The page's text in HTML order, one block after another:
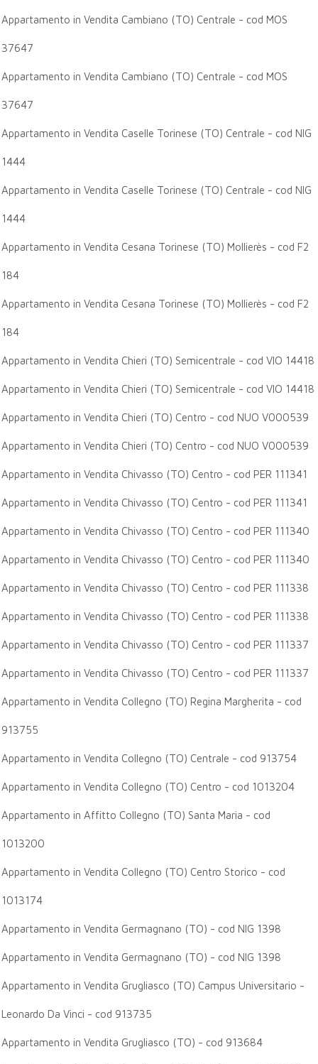
Appartamento in Vendita Cambiano (TO) Centrale - cod MOS
37647
Appartamento in Vendita Cambiano (TO) Centrale - cod MOS
37647
Appartamento in Vendita Caselle Torinese (TO) Centrale - cod NIG
1444
Appartamento in Vendita Caselle Torinese (TO) Centrale - cod NIG
1444
Appartamento in Vendita Cesana Torinese (TO) Mollierès - cod F2
184
Appartamento in Vendita Cesana Torinese (TO) Mollierès - cod F2
184
Appartamento in Vendita Chieri (TO) Semicentrale - cod VIO 14418
Appartamento in Vendita Chieri (TO) Semicentrale - cod VIO 14418
Appartamento in Vendita Chieri (TO) Centro - cod NUO V000539
Appartamento in Vendita Chieri (TO) Centro - cod NUO V000539
Appartamento in Vendita Chivasso (TO) Centro - cod PER 111341
Appartamento in Vendita Chivasso (TO) Centro - cod PER 111341
Appartamento in Vendita Chivasso (TO) Centro - cod PER 111340
Appartamento in Vendita Chivasso (TO) Centro - cod PER 111340
Appartamento in Vendita Chivasso (TO) Centro - cod PER 111338
Appartamento in Vendita Chivasso (TO) Centro - cod PER 111338
Appartamento in Vendita Chivasso (TO) Centro - cod PER 111337
Appartamento in Vendita Chivasso (TO) Centro - cod PER 111337
Appartamento in Vendita Collegno (TO) Regina Margherita - cod
913755
Appartamento in Vendita Collegno (TO) Centrale - cod 913754
Appartamento in Vendita Collegno (TO) Centro - cod 1013204
Appartamento in Affitto Collegno (TO) Santa Maria - cod
1013200
Appartamento in Vendita Collegno (TO) Centro Storico - cod
1013174
Appartamento in Vendita Germagnano (TO) - cod NIG 1398
Appartamento in Vendita Germagnano (TO) - cod NIG 1398
Appartamento in Vendita Grugliasco (TO) Campus Universitario -
Leonardo Da Vinci - cod 913735
Appartamento in Vendita Grugliasco (TO) - cod 913684